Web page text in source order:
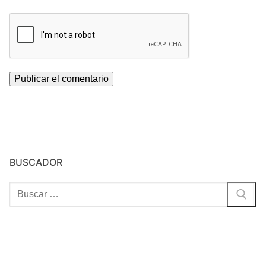
BUSCADOR
Buscar: